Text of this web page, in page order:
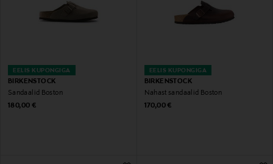
EELIS KUPONGIGA
BIRKENSTOCK
Sandaalid Boston
Original Price
180,00 €
EELIS KUPONGIGA
BIRKENSTOCK
Nahast sandaalid Boston
Original Price
170,00 €